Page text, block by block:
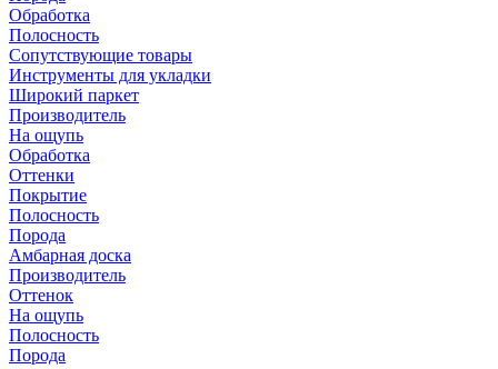
Обработка
Полосность
Сопутствующие товары
Инструменты для укладки
Широкий паркет
Производитель
На ощупь
Обработка
Оттенки
Покрытие
Полосность
Порода
Амбарная доска
Производитель
Оттенок
На ощупь
Полосность
Порода